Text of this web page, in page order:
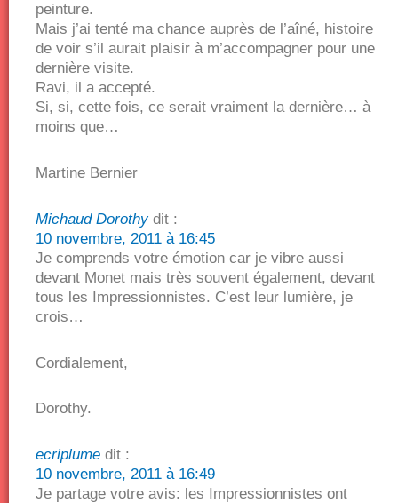
peinture.
Mais j’ai tenté ma chance auprès de l’aîné, histoire
de voir s’il aurait plaisir à m’accompagner pour une
dernière visite.
Ravi, il a accepté.
Si, si, cette fois, ce serait vraiment la dernière… à
moins que…
Martine Bernier
Michaud Dorothydit :
10 novembre, 2011 à 16:45
Je comprends votre émotion car je vibre aussi
devant Monet mais très souvent également, devant
tous les Impressionnistes. C’est leur lumière, je
crois…
Cordialement,
Dorothy.
ecriplume dit :
10 novembre, 2011 à 16:49
Je partage votre avis: les Impressionnistes ont